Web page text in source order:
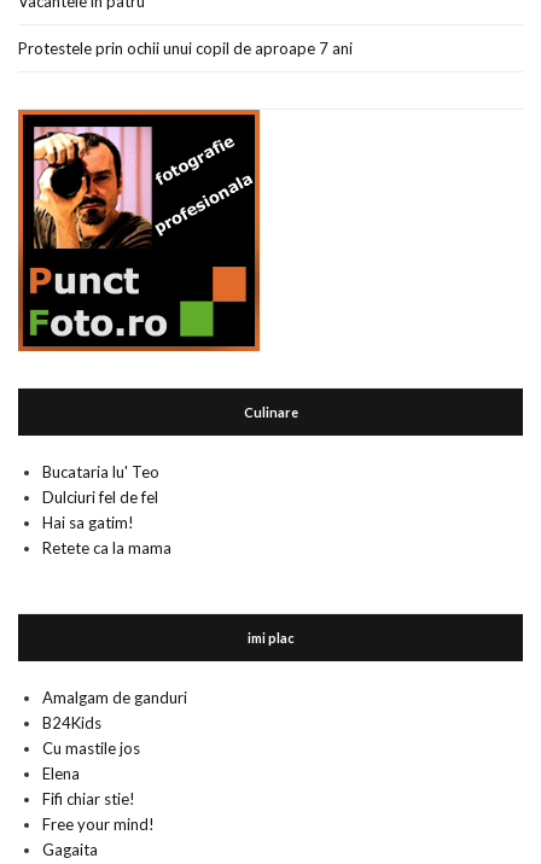
Protestele prin ochii unui copil de aproape 7 ani
Culinare
Bucataria lu' Teo
Dulciuri fel de fel
Hai sa gatim!
Retete ca la mama
imi plac
Amalgam de ganduri
B24Kids
Cu mastile jos
Elena
Fifi chiar stie!
Free your mind!
Gagaita